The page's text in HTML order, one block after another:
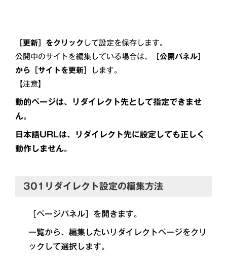
［更新］をクリックして設定を保存します。
公開中のサイトを編集している場合は、
［公開パネル］
から［サイトを更新］ します。
【注意】
動的ページは、リダイレクト先として指定できませ
ん。
日本語URLは、リダイレクト先に設定しても正しく
動作しません。
301リダイレクト設定の編集方法
［ページパネル］を開きます。
一覧から、編集したいリダイレクトページをクリ
ックして選択します。